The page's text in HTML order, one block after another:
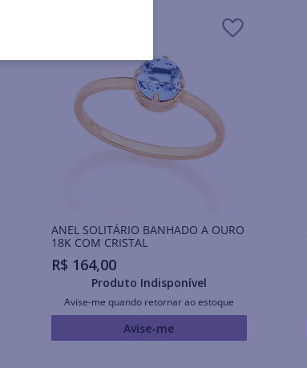
ANEL SOLITÁRIO BANHADO A OURO
18K COM CRISTAL
R$ 164,00
Produto Indisponível
Avise-me quando retornar ao estoque
Avise-me